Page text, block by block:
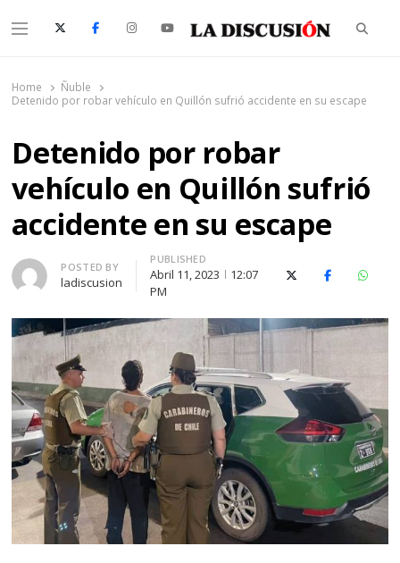
Menu
Home
Ñuble
Detenido por robar vehículo en Quillón sufrió accidente en su escape
Detenido por robar
vehículo en Quillón sufrió
accidente en su escape
Author
POSTED BY
ladiscusion
PUBLISHED
Abril 11, 2023
12:07
PM
X (Twitter)Facebook